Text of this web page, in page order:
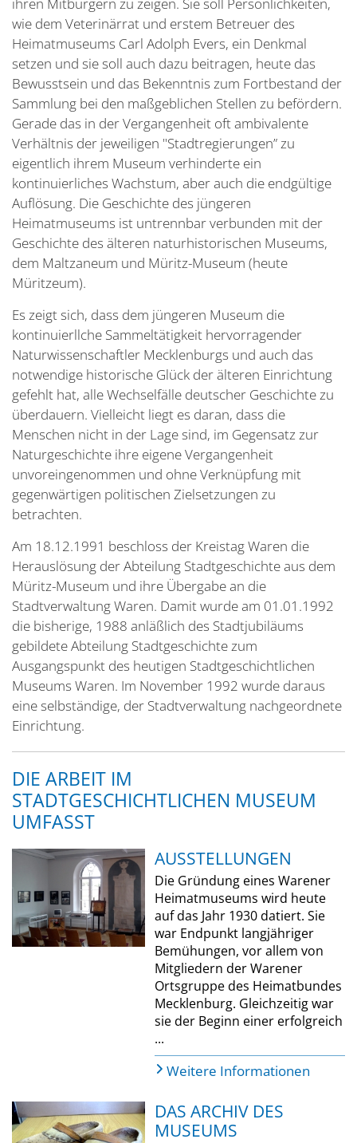
ihren Mitbürgern zu zeigen. Sie soll Persönlichkeiten,
wie dem Veterinärrat und erstem Betreuer des
Heimatmuseums Carl Adolph Evers, ein Denkmal
setzen und sie soll auch dazu beitragen, heute das
Bewusstsein und das Bekenntnis zum Fortbestand der
Sammlung bei den maßgeblichen Stellen zu befördern.
Gerade das in der Vergangenheit oft ambivalente
Verhältnis der jeweiligen "Stadtregierungen” zu
eigentlich ihrem Museum verhinderte ein
kontinuierliches Wachstum, aber auch die endgültige
Auflösung. Die Geschichte des jüngeren
Heimatmuseums ist untrennbar verbunden mit der
Geschichte des älteren naturhistorischen Museums,
dem Maltzaneum und Müritz-Museum (heute
Müritzeum).
Es zeigt sich, dass dem jüngeren Museum die
kontinuierllche Sammeltätigkeit hervorragender
Naturwissenschaftler Mecklenburgs und auch das
notwendige historische Glück der älteren Einrichtung
gefehlt hat, alle Wechselfälle deutscher Geschichte zu
überdauern. Vielleicht liegt es daran, dass die
Menschen nicht in der Lage sind, im Gegensatz zur
Naturgeschichte ihre eigene Vergangenheit
unvoreingenommen und ohne Verknüpfung mit
gegenwärtigen politischen Zielsetzungen zu
betrachten.
Am 18.12.1991 beschloss der Kreistag Waren die
Herauslösung der Abteilung Stadtgeschichte aus dem
Müritz-Museum und ihre Übergabe an die
Stadtverwaltung Waren. Damit wurde am 01.01.1992
die bisherige, 1988 anläßlich des Stadtjubiläums
gebildete Abteilung Stadtgeschichte zum
Ausgangspunkt des heutigen Stadtgeschichtlichen
Museums Waren. Im November 1992 wurde daraus
eine selbständige, der Stadtverwaltung nachgeordnete
Einrichtung.
DIE ARBEIT IM
STADTGESCHICHTLICHEN MUSEUM
UMFASST
AUSSTELLUNGEN
Die Gründung eines Warener
Heimatmuseums wird heute
auf das Jahr 1930 datiert. Sie
war Endpunkt langjähriger
Bemühungen, vor allem von
Mitgliedern der Warener
Ortsgruppe des Heimatbundes
Mecklenburg. Gleichzeitig war
sie der Beginn einer erfolgreich
...
Weitere Informationen
DAS ARCHIV DES
MUSEUMS